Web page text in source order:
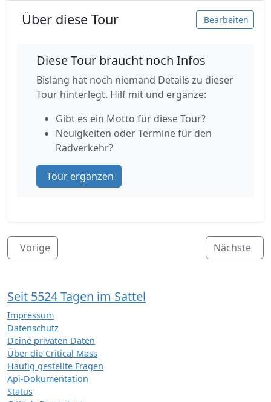
Über diese Tour Bearbeiten
Diese Tour braucht noch Infos
Bislang hat noch niemand Details zu dieser
Tour hinterlegt. Hilf mit und ergänze:
Gibt es ein Motto für diese Tour?
Neuigkeiten oder Termine für den
Radverkehr?
Tour ergänzen
Vorige Nächste
Seit 5524 Tagen im Sattel
Impressum
Datenschutz
Deine privaten Daten
Über die Critical Mass
Häufig gestellte Fragen
Api-Dokumentation
Status